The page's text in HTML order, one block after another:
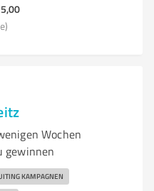
Wochen
gewinnen
KAMPAGNEN